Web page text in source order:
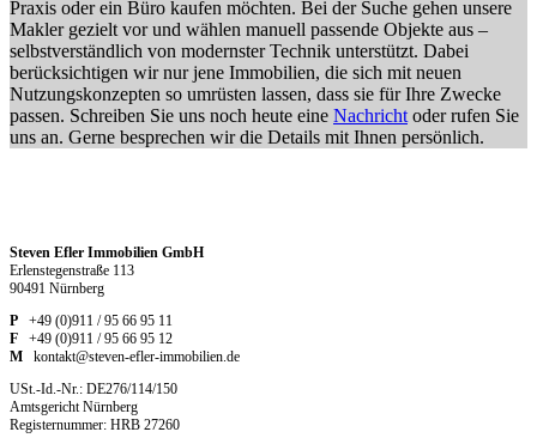
Praxis oder ein Büro kaufen möchten. Bei der Suche gehen unsere
Makler gezielt vor und wählen manuell passende Objekte aus –
selbstverständlich von modernster Technik unterstützt. Dabei
berücksichtigen wir nur jene Immobilien, die sich mit neuen
Nutzungskonzepten so umrüsten lassen, dass sie für Ihre Zwecke
passen. Schreiben Sie uns noch heute eine Nachricht oder rufen Sie
uns an. Gerne besprechen wir die Details mit Ihnen persönlich.
Steven Efler Immobilien GmbH
Erlenstegenstraße 113
90491 Nürnberg
P +49 (0)911 / 95 66 95 11
F +49 (0)911 / 95 66 95 12
M kontakt@steven-efler-immobilien.de
USt.-Id.-Nr.: DE276/114/150
Amtsgericht Nürnberg
Registernummer: HRB 27260